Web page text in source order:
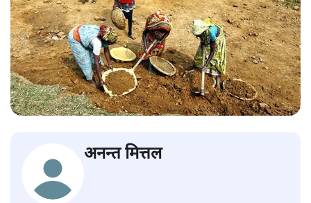
अनन्त मित्तल